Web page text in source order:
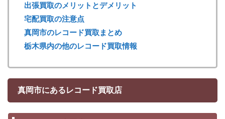
出張買取のメリットとデメリット
宅配買取の注意点
真岡市のレコード買取まとめ
栃木県内の他のレコード買取情報
真岡市にあるレコード買取店